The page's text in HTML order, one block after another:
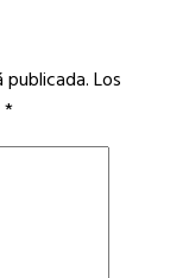
Los
*